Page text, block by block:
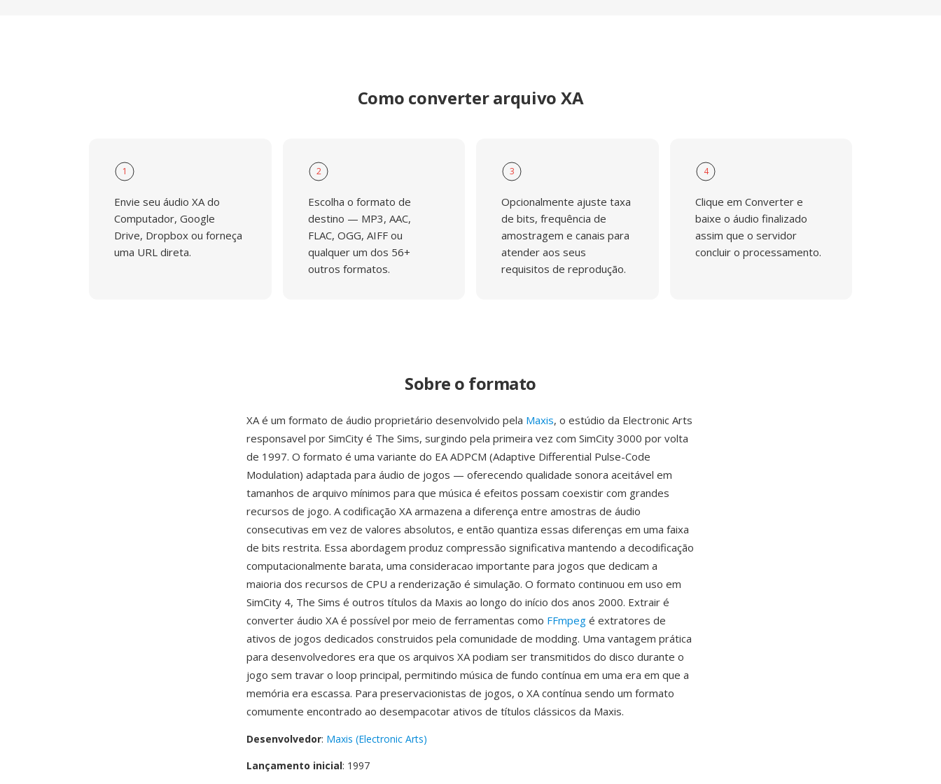
Como converter arquivo XA
1
Envie seu áudio XA do
Computador, Google
Drive, Dropbox ou forneça
uma URL direta.
2
Escolha o formato de
destino — MP3, AAC,
FLAC, OGG, AIFF ou
qualquer um dos 56+
outros formatos.
3
Opcionalmente ajuste taxa
de bits, frequência de
amostragem e canais para
atender aos seus
requisitos de reprodução.
4
Clique em Converter e
baixe o áudio finalizado
assim que o servidor
concluir o processamento.
Sobre o formato
XA é um formato de áudio proprietário desenvolvido pela Maxis, o estúdio da Electronic Arts
responsavel por SimCity é The Sims, surgindo pela primeira vez com SimCity 3000 por volta
de 1997. O formato é uma variante do EA ADPCM (Adaptive Differential Pulse-Code
Modulation) adaptada para áudio de jogos — oferecendo qualidade sonora aceitável em
tamanhos de arquivo mínimos para que música é efeitos possam coexistir com grandes
recursos de jogo. A codificação XA armazena a diferença entre amostras de áudio
consecutivas em vez de valores absolutos, e então quantiza essas diferenças em uma faixa
de bits restrita. Essa abordagem produz compressão significativa mantendo a decodificação
computacionalmente barata, uma consideracao importante para jogos que dedicam a
maioria dos recursos de CPU a renderização é simulação. O formato continuou em uso em
SimCity 4, The Sims é outros títulos da Maxis ao longo do início dos anos 2000. Extrair é
converter áudio XA é possível por meio de ferramentas como FFmpeg é extratores de
ativos de jogos dedicados construidos pela comunidade de modding. Uma vantagem prática
para desenvolvedores era que os arquivos XA podiam ser transmitidos do disco durante o
jogo sem travar o loop principal, permitindo música de fundo contínua em uma era em que a
memória era escassa. Para preservacionistas de jogos, o XA contínua sendo um formato
comumente encontrado ao desempacotar ativos de títulos clássicos da Maxis.
Desenvolvedor: Maxis (Electronic Arts)
Lançamento inicial: 1997